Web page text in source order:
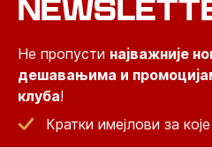
Не пропусти најважније
дешавањима и
клуба!
Кратки имејлови за